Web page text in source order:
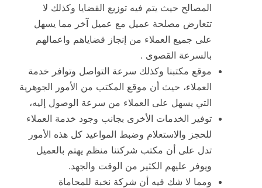
المصالح حيث يتم فيه توزيع القضايا وكذلك لا
تتعارض مصلحة عميل مع عميل آخر مما يسهل
على جميع العملاء من إنجاز قضاياهم واعمالهم
بالسرعة القصوى .
موقع مكتبنا وكذلك سرعة التواصل وتوافر خدمة
العملاء، حيث أن موقع المكتب من الأمور الجوهرية
التي يسهل على العملاء من سرعة الوصول إليه،
توفير الخدمات الأخرى بجانب وجود خدمة العملاء
للحجز والاستعلام وضبط المواعيد كل هذه الأمور
تدل على أن مكتب شركتنا منظم يهتم بالعميل
ويوفر عليهم الكثير من الوقت والجهد.
ومما لا شك فيه أن شركة نخبة للمحاماة